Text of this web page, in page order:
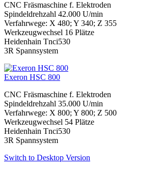
CNC Fräsmaschine f. Elektroden
Spindeldrehzahl 42.000 U/min
Verfahrwege: X 480; Y 340; Z 355
Werkzeugwechsel 16 Plätze
Heidenhain Tnci530
3R Spannsystem
Exeron HSC 800
CNC Fräsmaschine f. Elektroden
Spindeldrehzahl 35.000 U/min
Verfahrwege: X 800; Y 800; Z 500
Werkzeugwechsel 54 Plätze
Heidenhain Tnci530
3R Spannsystem
Switch to Desktop Version